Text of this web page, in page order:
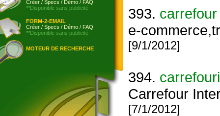
Créer / Specs / Démo / FAQ
**Disponible sans publicité
FORM-2-EMAIL
Créer / Specs / Démo / FAQ
**Disponible sans publicité
MOTEUR DE RECHERCHE
393.
e-
[9/1/2012]
394.
Carrefour
[7/1/2012]